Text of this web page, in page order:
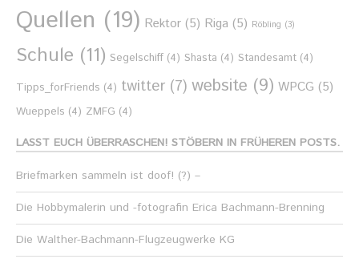
Quellen (19) Rektor (5) Riga (5) Röbling (3)
Schule (11) Segelschiff (4) Shasta (4) Standesamt (4)
Tipps_forFriends (4) twitter (7) website (9) WPCG (5)
Wueppels (4) ZMFG (4)
LASST EUCH ÜBERRASCHEN! STÖBERN IN FRÜHEREN POSTS.
Briefmarken sammeln ist doof! (?) –
Die Hobbymalerin und -fotografin Erica Bachmann-Brenning
Die Walther-Bachmann-Flugzeugwerke KG